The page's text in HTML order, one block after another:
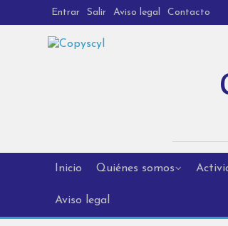
Entrar Salir Aviso legal Contacto
Inicio Quiénes somos
Aviso legal